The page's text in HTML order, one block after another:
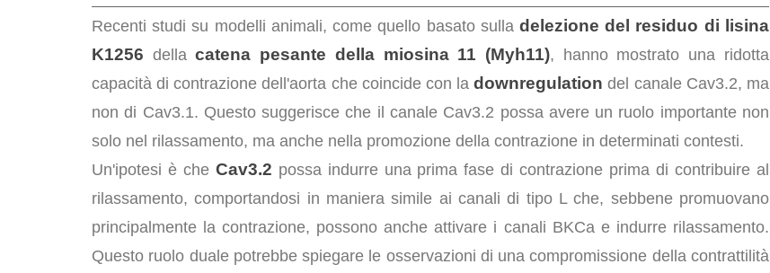
Recenti studi su modelli animali, come quello basato sulladelezione del residuo di lisina
K1256 dellacatena pesante della miosina 11 (Myh11), hanno mostrato una ridotta
capacità di contrazione dell'aorta che coincide con ladownregulation del canale Cav3.2, ma
non di Cav3.1. Questo suggerisce che il canale Cav3.2 possa avere un ruolo importante non
solo nel rilassamento, ma anche nella promozione della contrazione in determinati contesti.
Un'ipotesi è che Cav3.2 possa indurre una prima fase di contrazione prima di contribuire al
rilassamento, comportandosi in maniera simile ai canali di tipo L che, sebbene promuovano
principalmente la contrazione, possono anche attivare i canali BKCa e indurre rilassamento.
Questo ruolo duale potrebbe spiegare le osservazioni di una compromissione della contrattilità